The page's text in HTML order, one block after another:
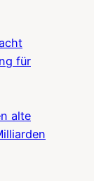
für
alte